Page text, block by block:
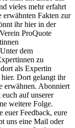
vieles mehr erfahrt
Fakten zur
ihr hier in der
ProQuote
dem
zu
als Expertin
Dort gelangt ihr
erwähnen. Abonniert
auf unserer
weitere Folge.
euer Feedback, eure
uns eine Mail oder